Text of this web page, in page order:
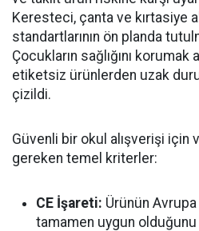
Keresteci, çanta ve kırtasiye
standartlarının ön planda
Çocukların sağlığını korumak
etiketsiz ürünlerden uzak
çizildi.
Güvenli bir okul alışverişi için
gereken temel kriterler:
CE İşareti: Ürünün
tamamen uygun